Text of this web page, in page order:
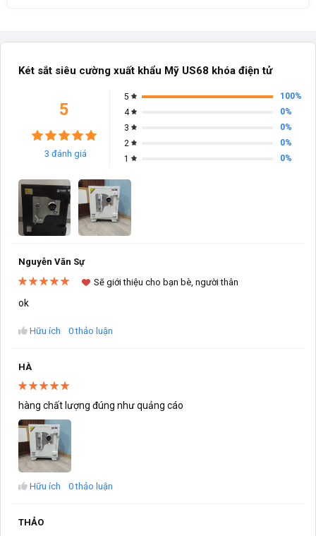
Két sắt siêu cường xuất khẩu Mỹ US68 khóa điện tử
5
3 đánh giá
5
100%
4
0%
3
0%
2
0%
1
0%
Nguyễn Văn Sự
Sẽ giới thiệu cho bạn bè, người thân
ok
Hữu ích 0 thảo luận
HÀ
hàng chất lượng đúng như quảng cáo
Hữu ích 0 thảo luận
THẢO